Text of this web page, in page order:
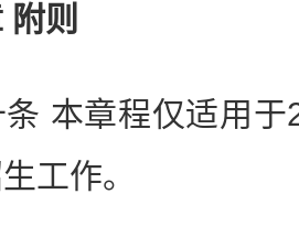
附则
本章程仅适用于
工作。